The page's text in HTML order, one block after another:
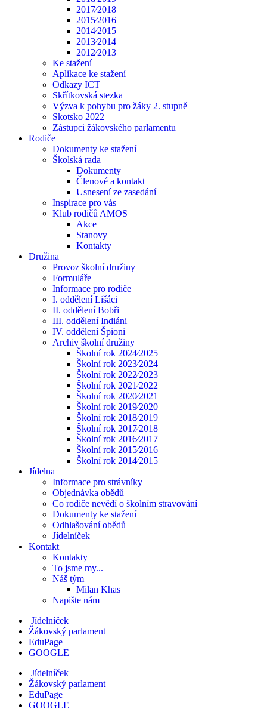
2017⁄2018
2015⁄2016
2014⁄2015
2013⁄2014
2012⁄2013
Ke stažení
Aplikace ke stažení
Odkazy ICT
Skřítkovská stezka
Výzva k pohybu pro žáky 2. stupně
Skotsko 2022
Zástupci žákovského parlamentu
Rodiče
Dokumenty ke stažení
Školská rada
Dokumenty
Členové a kontakt
Usnesení ze zasedání
Inspirace pro vás
Klub rodičů AMOS
Akce
Stanovy
Kontakty
Družina
Provoz školní družiny
Formuláře
Informace pro rodiče
I. oddělení Lišáci
II. oddělení Bobři
III. oddělení Indiáni
IV. oddělení Špioni
Archiv školní družiny
Školní rok 2024⁄2025
Školní rok 2023⁄2024
Školní rok 2022⁄2023
Školní rok 2021⁄2022
Školní rok 2020⁄2021
Školní rok 2019⁄2020
Školní rok 2018⁄2019
Školní rok 2017⁄2018
Školní rok 2016⁄2017
Školní rok 2015⁄2016
Školní rok 2014⁄2015
Jídelna
Informace pro strávníky
Objednávka obědů
Co rodiče nevědí o školním stravování
Dokumenty ke stažení
Odhlašování obědů
Jídelníček
Kontakt
Kontakty
To jsme my...
Náš tým
Milan Khas
Napište nám
Jídelníček
Žákovský parlament
EduPage
GOOGLE
Jídelníček
Žákovský parlament
EduPage
GOOGLE